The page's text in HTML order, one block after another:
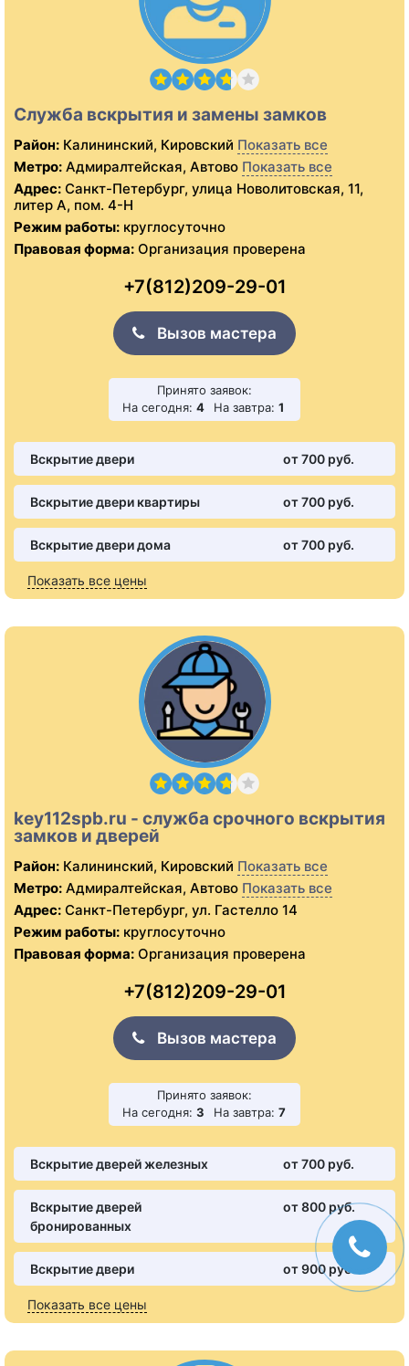
Служба вскрытия и замены замков
Район: Калининский, Кировский Показать все
Метро: Адмиралтейская, Автово Показать все
Адрес: Санкт-Петербург, улица Новолитовская, 11,
литер А, пом. 4-Н
Режим работы: круглосуточно
Правовая форма: Организация проверена
+7(812)209-29-01
Вызов мастера
Принято заявок:
На сегодня: 4 На завтра: 1
Вскрытие двери от 700 pуб.
Вскрытие двери квартиры от 700 pуб.
Вскрытие двери дома от 700 pуб.
Показать все цены
key112spb.ru - служба срочного вскрытия
замков и дверей
Район: Калининский, Кировский Показать все
Метро: Адмиралтейская, Автово Показать все
Адрес: Санкт-Петербург, ул. Гастелло 14
Режим работы: круглосуточно
Правовая форма: Организация проверена
+7(812)209-29-01
Вызов мастера
Принято заявок:
На сегодня: 3 На завтра: 7
Вскрытие дверей железных от 700 pуб.
Вскрытие дверей
бронированных
от 800 pуб.
Вскрытие двери от 900 pуб.
Показать все цены